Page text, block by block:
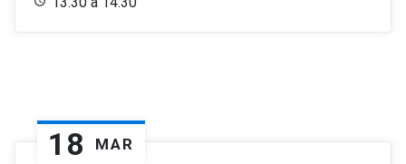
18 MAR